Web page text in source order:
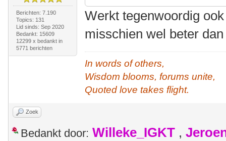
Berichten: 7.190
Topics: 131
Lid sinds: Sep 2020
Bedankt: 15609
12299 x bedankt in
5771 berichten
Werkt tegenwoordig
misschien wel beter
In words of others,
Wisdom blooms, forums unite,
Quoted love takes flight.
Zoek
Bedankt door: Willeke_IGKT ,